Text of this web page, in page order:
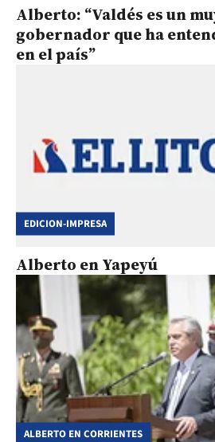
Alberto: “Valdés es un
gobernador que ha
en el país”
EDICION-IMPRESA
Alberto en Yapeyú
ALBERTO EN CORRIENTES